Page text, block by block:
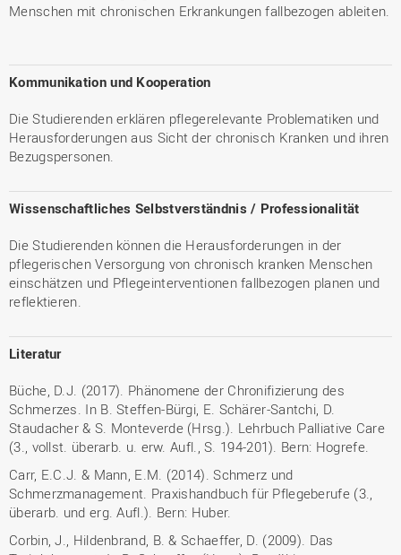
Menschen mit chronischen Erkrankungen fallbezogen ableiten.
Kommunikation und Kooperation
Die Studierenden erklären pflegerelevante Problematiken und
Herausforderungen aus Sicht der chronisch Kranken und ihren
Bezugspersonen.
Wissenschaftliches Selbstverständnis / Professionalität
Die Studierenden können die Herausforderungen in der
pflegerischen Versorgung von chronisch kranken Menschen
einschätzen und Pflegeinterventionen fallbezogen planen und
reflektieren.
Literatur
Büche, D.J. (2017). Phänomene der Chronifizierung des
Schmerzes. In B. Steffen-Bürgi, E. Schärer-Santchi, D.
Staudacher & S. Monteverde (Hrsg.). Lehrbuch Palliative Care
(3., vollst. überarb. u. erw. Aufl., S. 194-201). Bern: Hogrefe.
Carr, E.C.J. & Mann, E.M. (2014). Schmerz und
Schmerzmanagement. Praxishandbuch für Pflegeberufe (3.,
überarb. und erg. Aufl.). Bern: Huber.
Corbin, J., Hildenbrand, B. & Schaeffer, D. (2009). Das